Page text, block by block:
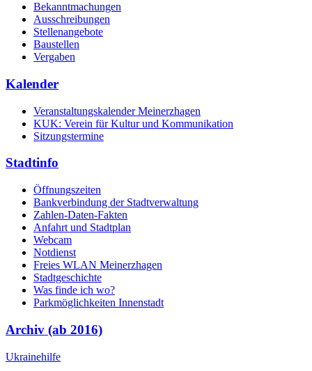
Bekanntmachungen
Ausschreibungen
Stellenangebote
Baustellen
Vergaben
Kalender
Veranstaltungskalender Meinerzhagen
KUK: Verein für Kultur und Kommunikation
Sitzungstermine
Stadtinfo
Öffnungszeiten
Bankverbindung der Stadtverwaltung
Zahlen-Daten-Fakten
Anfahrt und Stadtplan
Webcam
Notdienst
Freies WLAN Meinerzhagen
Stadtgeschichte
Was finde ich wo?
Parkmöglichkeiten Innenstadt
Archiv (ab 2016)
Ukrainehilfe